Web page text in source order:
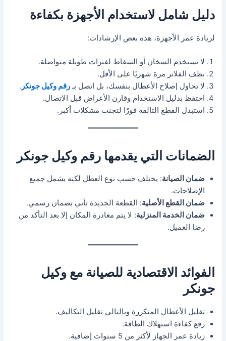
دليل شامل لاستخدام الأجهزة بكفاءة
لزيادة عمر الأجهزة، هذه بعض الإرشادات:
لا تستخدم السخان أو الشفاط لفترات طويلة متواصلة.
نظف الفلاتر مرة شهريًا على الأقل.
لا تحاول إصلاح الأعطال بنفسك، بل اتصل بـرقم وكيل جونكر .
احتفظ بدليل الاستخدام وقارن الأعراض قبل الاتصال.
استبدل القطع التالفة فورًا لتجنب مشكلات أكبر.
الضمانات التي يقدمها رقم وكيل جونكر
ضمان الصيانة: يختلف حسب نوع العطل لكنه يشمل جميع
الإصلاحات.
ضمان القطع الأصلية: القطعة الجديدة تأتي بضمان رسمي.
ضمان الخدمة المنزلية: لا يتم مغادرة المكان إلا بعد التأكد من
رضا العميل.
الفوائد الاقتصادية للصيانة مع وكيل
جونكر
تقليل الأعطال المتكررة وبالتالي تقليل التكاليف.
رفع كفاءة استهلاك الطاقة.
زيادة عمر الجهاز لأكثر من 5 سنوات إضافية.